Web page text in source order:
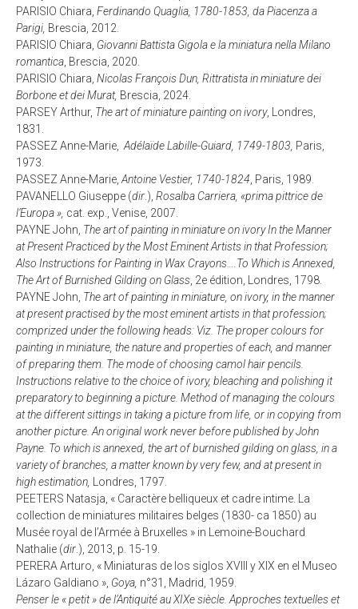
PARISIO Chiara, Ferdinando Quaglia, 1780-1853, da Piacenza a
Parigi, Brescia, 2012.
PARISIO Chiara, Giovanni Battista Gigola e la miniatura nella Milano
romantica , Brescia, 2020.
PARISIO Chiara, Nicolas François Dun, Rittratista in miniature dei
Borbone et dei Murat, Brescia, 2024.
PARSEY Arthur, The art of miniature painting on ivory, Londres,
1831.
PASSEZ Anne-Marie, Adélaïde Labille-Guiard, 1749-1803, Paris,
1973.
PASSEZ Anne-Marie, Antoine Vestier, 1740-1824 , Paris, 1989.
PAVANELLO Giuseppe (dir .), Rosalba Carriera, «prima pittrice de
l’Europa », cat. exp., Venise, 2007.
PAYNE John, The art of painting in miniature on ivory In the Manner
at Present Practiced by the Most Eminent Artists in that Profession;
Also Instructions for Painting in Wax Crayons….To Which is Annexed,
The Art of Burnished Gilding on Glass , 2e édition, Londres, 1798.
PAYNE John, The art of painting in miniature, on ivory, in the manner
at present practised by the most eminent artists in that profession;
comprized under the following heads: Viz. The proper colours for
painting in miniature, the nature and properties of each, and manner
of preparing them. The mode of choosing camol hair pencils.
Instructions relative to the choice of ivory, bleaching and polishing it
preparatory to beginning a picture. Method of managing the colours
at the different sittings in taking a picture from life, or in copying from
another picture. An original work never before published by John
Payne. To which is annexed, the art of burnished gilding on glass, in a
variety of branches, a matter known by very few, and at present in
high estimation,
Londres, 1797.
PEETERS Natasja, « Caractère belliqueux et cadre intime. La
collection de miniatures militaires belges (1830- ca 1850) au
Musée royal de l’Armée à Bruxelles » in Lemoine-Bouchard
Nathalie (dir .), 2013, p. 15-19.
PERERA Arturo, « Miniaturas de los siglos XVIII y XIX en el Museo
Lázaro Galdiano », Goya, n°31, Madrid, 1959.
Penser le « petit » de l’Antiquité au XIXe siècle. Approches textuelles et